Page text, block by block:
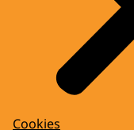
Cookies